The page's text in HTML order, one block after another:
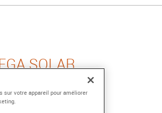
SOLAR
radio-piloté
sur votre appareil pour améliorer